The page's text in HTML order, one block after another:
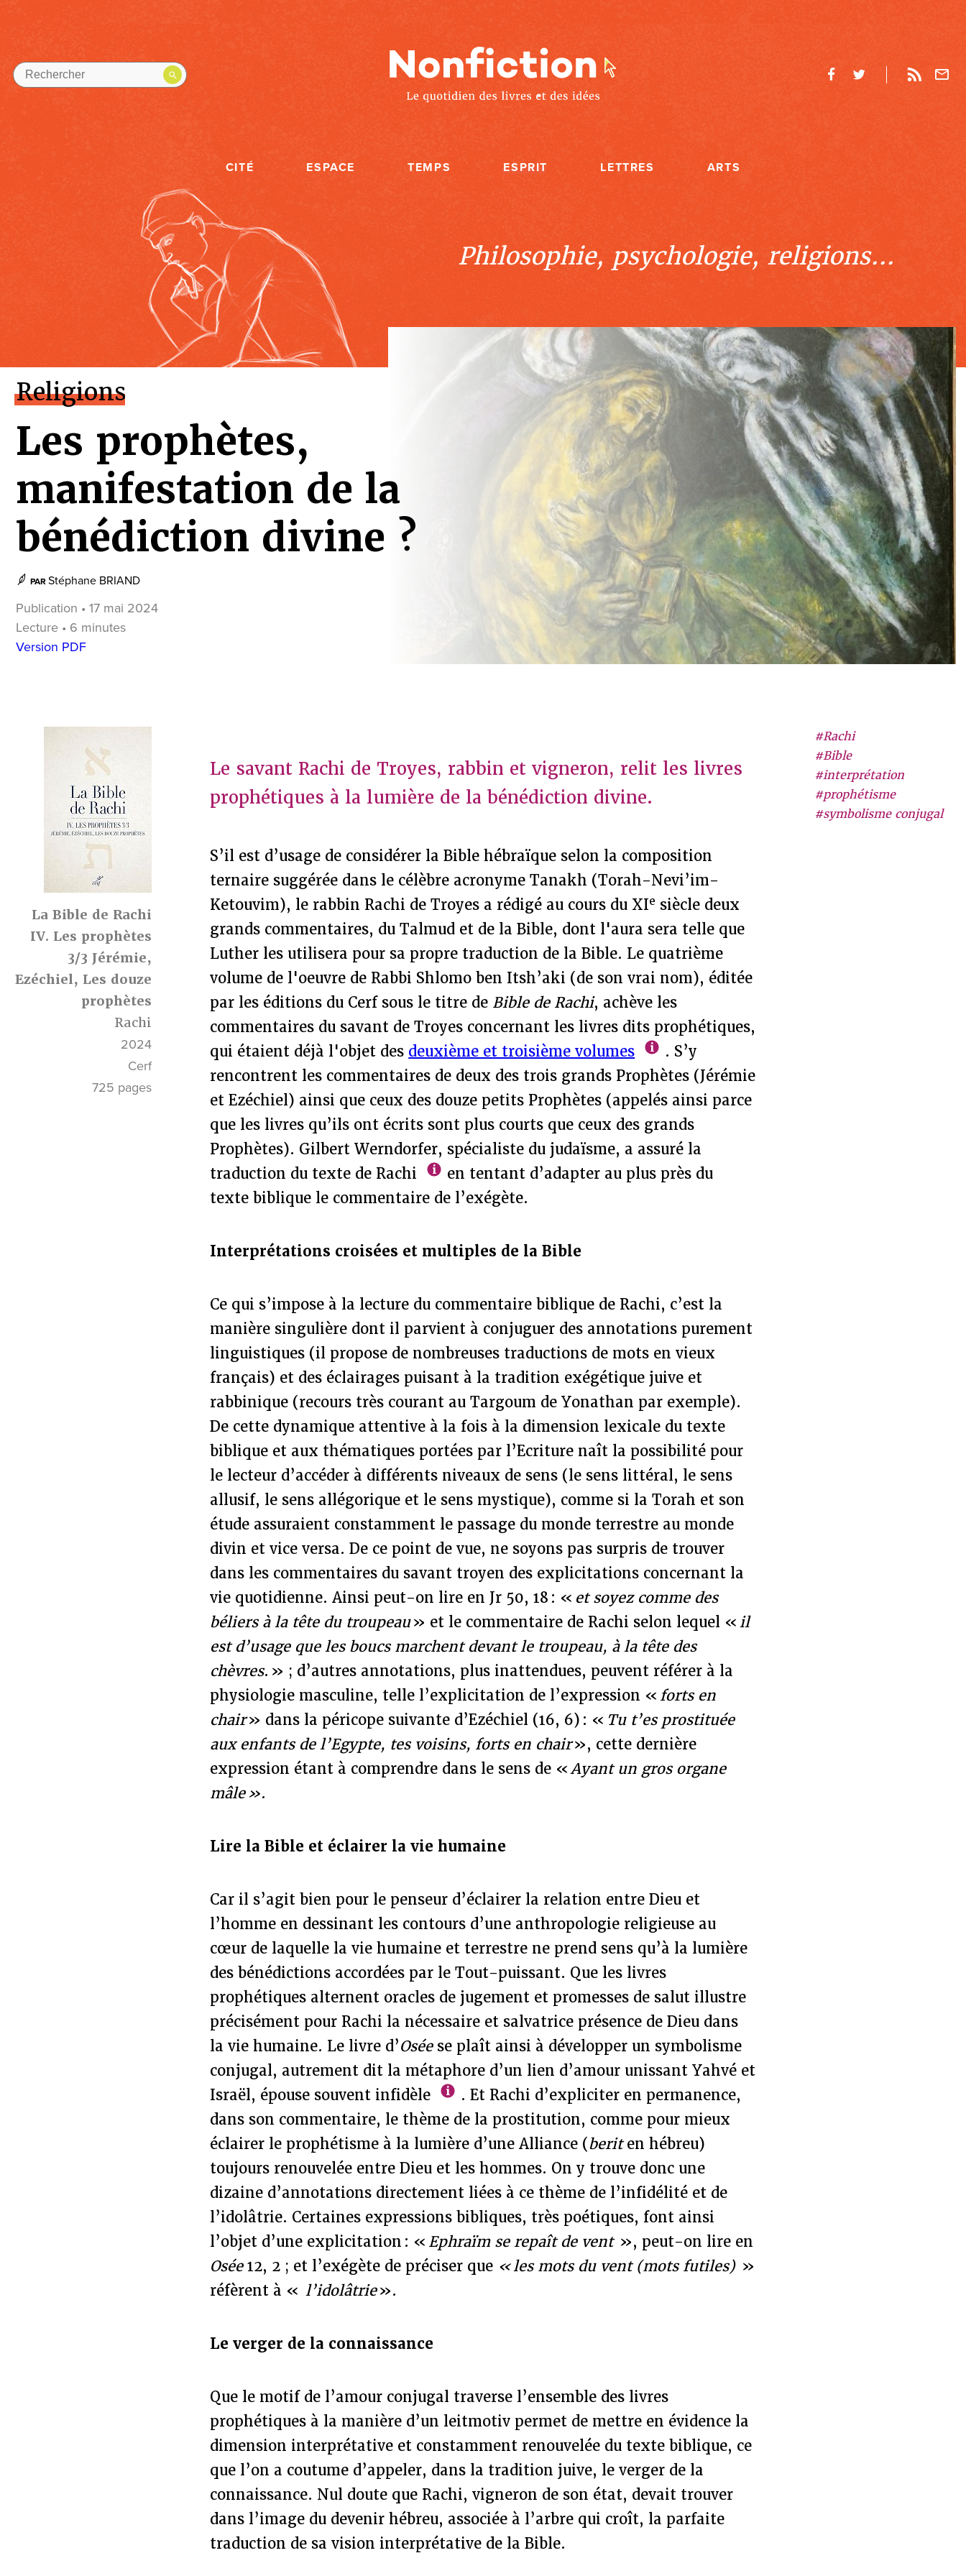
CITÉ ESPACE TEMPS ESPRIT LETTRES ARTS
Philosophie, psychologie, religions...
Religions
Les prophètes,
manifestation de la
bénédiction divine ?
PAR Stéphane BRIAND
Publication • 17 mai 2024
Lecture • 6 minutes
Version PDF
La Bible de Rachi
IV. Les prophètes
3/3 Jérémie,
Ezéchiel, Les douze
prophètes
Rachi
2024
Cerf
725 pages
#Rachi
#Bible
#interprétation
#prophétisme
#symbolisme conjugal
Le savant Rachi de Troyes, rabbin et vigneron, relit les livres
prophétiques à la lumière de la bénédiction divine.
S’il est d’usage de considérer la Bible hébraïque selon la composition
ternaire suggérée dans le célèbre acronyme Tanakh (Torah-Nevi’im-
Ketouvim), le rabbin Rachi de Troyes a rédigé au cours du XIe siècle deux
grands commentaires, du Talmud et de la Bible, dont l'aura sera telle que
Luther les utilisera pour sa propre traduction de la Bible. Le quatrième
volume de l'oeuvre de Rabbi Shlomo ben Itsh’aki (de son vrai nom), éditée
par les éditions du Cerf sous le titre de Bible de Rachi, achève les
commentaires du savant de Troyes concernant les livres dits prophétiques,
qui étaient déjà l'objet des deuxième et troisième volumes
. S’y
rencontrent les commentaires de deux des trois grands Prophètes (Jérémie
et Ezéchiel) ainsi que ceux des douze petits Prophètes (appelés ainsi parce
que les livres qu’ils ont écrits sont plus courts que ceux des grands
Prophètes). Gilbert Werndorfer, spécialiste du judaïsme, a assuré la
traduction du texte de Rachi
en tentant d’adapter au plus près du
texte biblique le commentaire de l’exégète.
Interprétations croisées et multiples de la Bible
Ce qui s’impose à la lecture du commentaire biblique de Rachi, c’est la
manière singulière dont il parvient à conjuguer des annotations purement
linguistiques (il propose de nombreuses traductions de mots en vieux
français) et des éclairages puisant à la tradition exégétique juive et
rabbinique (recours très courant au Targoum de Yonathan par exemple).
De cette dynamique attentive à la fois à la dimension lexicale du texte
biblique et aux thématiques portées par l’Ecriture naît la possibilité pour
le lecteur d’accéder à différents niveaux de sens (le sens littéral, le sens
allusif, le sens allégorique et le sens mystique), comme si la Torah et son
étude assuraient constamment le passage du monde terrestre au monde
divin et vice versa. De ce point de vue, ne soyons pas surpris de trouver
dans les commentaires du savant troyen des explicitations concernant la
vie quotidienne. Ainsi peut-on lire en Jr 50, 18 : « et soyez comme des
béliers à la tête du troupeau» et le commentaire de Rachi selon lequel «il
est d’usage que les boucs marchent devant le troupeau, à la tête des
chèvres. » ; d’autres annotations, plus inattendues, peuvent référer à la
physiologie masculine, telle l’explicitation de l’expression « forts en
chair» dans la péricope suivante d’Ezéchiel (16, 6) : « Tu t’es prostituée
aux enfants de l’Egypte, tes voisins, forts en chair», cette dernière
expression étant à comprendre dans le sens de «Ayant un gros organe
mâle ».
Lire la Bible et éclairer la vie humaine
Car il s’agit bien pour le penseur d’éclairer la relation entre Dieu et
l’homme en dessinant les contours d’une anthropologie religieuse au
cœur de laquelle la vie humaine et terrestre ne prend sens qu’à la lumière
des bénédictions accordées par le Tout-puissant. Que les livres
prophétiques alternent oracles de jugement et promesses de salut illustre
précisément pour Rachi la nécessaire et salvatrice présence de Dieu dans
la vie humaine. Le livre d’Oséese plaît ainsi à développer un symbolisme
conjugal, autrement dit la métaphore d’un lien d’amour unissant Yahvé et
Israël, épouse souvent infidèle
. Et Rachi d’expliciter en permanence,
dans son commentaire, le thème de la prostitution, comme pour mieux
éclairer le prophétisme à la lumière d’une Alliance (beriten hébreu)
toujours renouvelée entre Dieu et les hommes. On y trouve donc une
dizaine d’annotations directement liées à ce thème de l’infidélité et de
l’idolâtrie. Certaines expressions bibliques, très poétiques, font ainsi
l’objet d’une explicitation : « Ephraïm se repaît de vent », peut-on lire en
Osée12, 2 ; et l’exégète de préciser que « les mots du vent (mots futiles) »
réfèrent à « l’idolâtrie».
Le verger de la connaissance
Que le motif de l’amour conjugal traverse l’ensemble des livres
prophétiques à la manière d’un leitmotiv permet de mettre en évidence la
dimension interprétative et constamment renouvelée du texte biblique, ce
que l’on a coutume d’appeler, dans la tradition juive, le verger de la
connaissance. Nul doute que Rachi, vigneron de son état, devait trouver
dans l’image du devenir hébreu, associée à l’arbre qui croît, la parfaite
traduction de sa vision interprétative de la Bible.